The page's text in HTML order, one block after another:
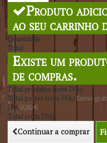
Pesquisar
Produto
ao seu carrinho
Quantidade
Total
Existe um
de compras.
Total produtos (com IVA)
Total portes (com IVA) Envio
IVA 0,00 €
Total (com IVA)
Continuar a comprar